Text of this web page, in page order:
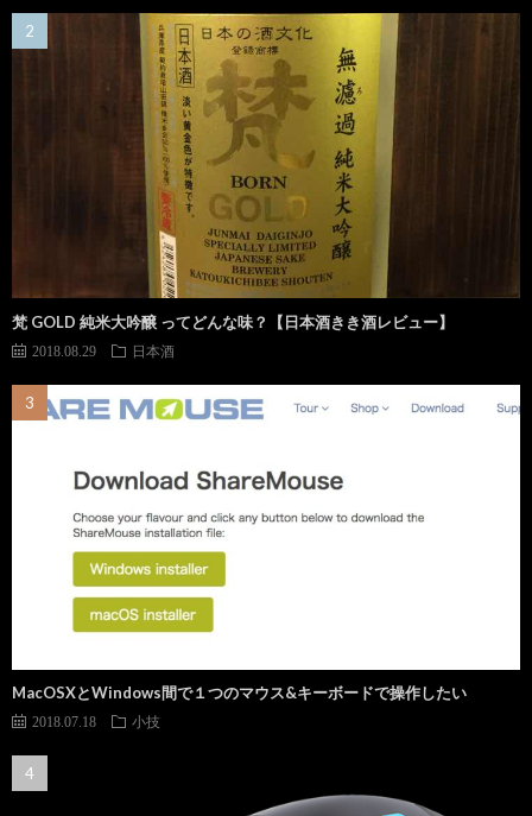
梵 GOLD 純米大吟醸 ってどんな味？【日本酒きき酒レビュー】
2018.08.29 日本酒
MacOSXとWindows間で１つのマウス&キーボードで操作したい
2018.07.18 小技